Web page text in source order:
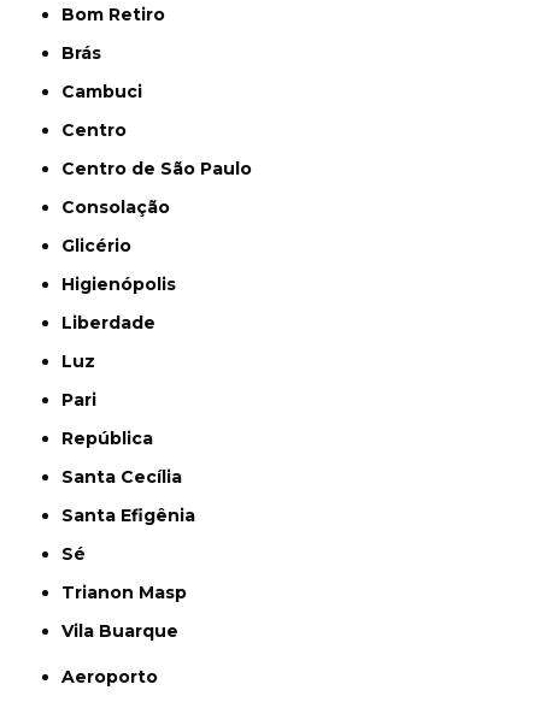
Bom Retiro
Brás
Cambuci
Centro
Centro de São Paulo
Consolação
Glicério
Higienópolis
Liberdade
Luz
Pari
República
Santa Cecília
Santa Efigênia
Sé
Trianon Masp
Vila Buarque
Aeroporto